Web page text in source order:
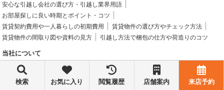
安心な引越し会社の選び方・引越し業界用語
お部屋探しに良い時期とポイント・コツ
賃貸契約費用や一人暮らしの初期費用
賃貸物件の選び方やチェック方法
賃貸物件の間取り図や資料の見方
引越し方法で梱包の仕方や荷造りのコツ
当社について
トップページ 物件検索 お役立ち情報
スタッフ紹介
お客様の声
採用情報 会社概要 賃貸物件紹介ブログ
来店予約
検索 お気に入り 閲覧履歴 店舗案内 来店予約